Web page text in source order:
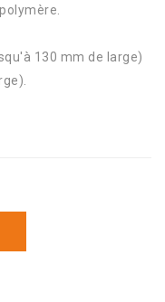
130 mm de large)